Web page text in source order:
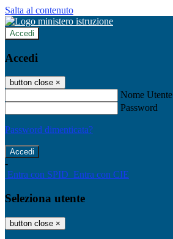
Salta al contenuto
Accedi
Accedi
button close ×
Nome Utente
Password
Password dimenticata?
-
Entra con SPID Entra con CIE
Seleziona utente
button close ×